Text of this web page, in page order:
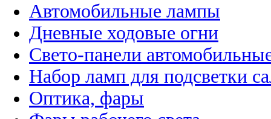
Автомобильные лампы
Дневные ходовые огни
Свето-панели
Набор ламп для подсветки
Оптика, фары